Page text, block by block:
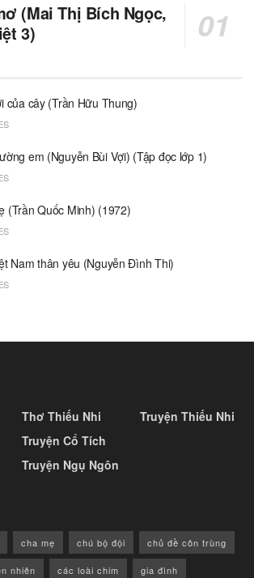
(Mai Thị Bích Ngọc,
3)
của cây (Trần Hữu Thung)
em (Nguyễn Bùi Vợi) (Tập đọc lớp 1)
(Trần Quốc Minh) (1972)
Nam thân yêu (Nguyễn Đình Thi)
Thơ Thiếu Nhi
Truyện Cổ Tích
Truyện Ngụ Ngôn
Truyện Thiếu Nhi
cha mẹ chú bộ đội chủ đề côn trùng
nhiên các loài chim gia đình